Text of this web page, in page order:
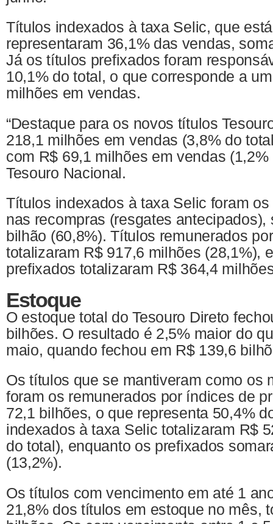
Títulos indexados à taxa Selic, que
representaram 36,1% das vendas,
Já os títulos prefixados foram
10,1% do total, o que corresponde a
milhões em vendas.
“Destaque para os novos títulos
218,1 milhões em vendas (3,8% do
com R$ 69,1 milhões em vendas (1,2%
Tesouro Nacional.
Títulos indexados à taxa Selic foram
nas recompras (resgates antecipados),
bilhão (60,8%). Títulos remunerados
totalizaram R$ 917,6 milhões (28,1%),
prefixados totalizaram R$ 364,4
Estoque
O estoque total do Tesouro Direto
bilhões. O resultado é 2,5% maior do
maio, quando fechou em R$ 139,6
Os títulos que se mantiveram como os
foram os remunerados por índices de
72,1 bilhões, o que representa 50,4%
indexados à taxa Selic totalizaram R$
do total), enquanto os prefixados
(13,2%).
Os títulos com vencimento em até 1
21,8% dos títulos em estoque no mês,